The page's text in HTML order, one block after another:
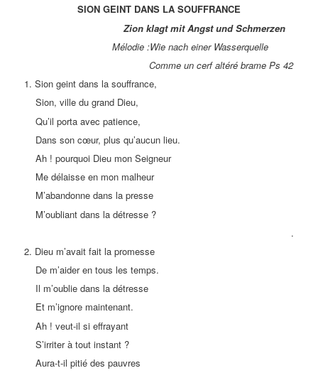
SION GEINT DANS LA SOUFFRANCE
Zion klagt mit Angst und Schmerzen
Mélodie :Wie nach einer Wasserquelle
Comme un cerf altéré brame Ps 42
1. Sion geint dans la souffrance,
Sion, ville du grand Dieu,
Qu’il porta avec patience,
Dans son cœur, plus qu’aucun lieu.
Ah ! pourquoi Dieu mon Seigneur
Me délaisse en mon malheur
M’abandonne dans la presse
M’oubliant dans la détresse ?
.
2. Dieu m’avait fait la promesse
De m’aider en tous les temps.
Il m’oublie dans la détresse
Et m’ignore maintenant.
Ah ! veut-il si effrayant
S’irriter à tout instant ?
Aura-t-il pitié des pauvres